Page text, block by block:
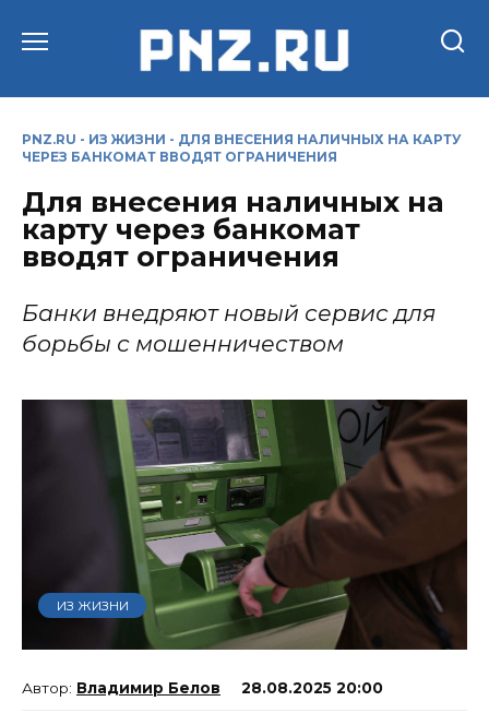
PNZ.RU - ИЗ ЖИЗНИ - ДЛЯ ВНЕСЕНИЯ НАЛИЧНЫХ НА КАРТУ
ЧЕРЕЗ БАНКОМАТ ВВОДЯТ ОГРАНИЧЕНИЯ
Для внесения наличных на
карту через банкомат
вводят ограничения
Банки внедряют новый сервис для
борьбы с мошенничеством
ИЗ ЖИЗНИ
Владимир Белов 28.08.2025 20:00